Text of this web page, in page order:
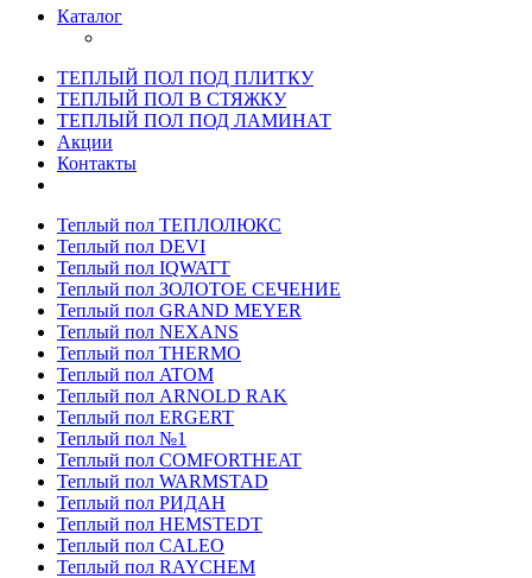
Каталог
ТЕПЛЫЙ ПОЛ ПОД ПЛИТКУ
ТЕПЛЫЙ ПОЛ В СТЯЖКУ
ТЕПЛЫЙ ПОЛ ПОД ЛАМИНАТ
Акции
Контакты
Теплый пол ТЕПЛОЛЮКС
Теплый пол DEVI
Теплый пол IQWATT
Теплый пол ЗОЛОТОЕ СЕЧЕНИЕ
Теплый пол GRAND MEYER
Теплый пол NEXANS
Теплый пол THERMO
Теплый пол ATOM
Теплый пол ARNOLD RAK
Теплый пол ERGERT
Теплый пол №1
Теплый пол COMFORTHEAT
Теплый пол WARMSTAD
Теплый пол РИДАН
Теплый пол HEMSTEDT
Теплый пол CALEO
Теплый пол RAYCHEM